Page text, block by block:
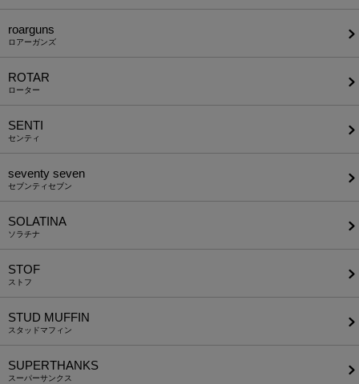
roarguns
ロアーガンズ
ROTAR
ローター
SENTI
センティ
seventy seven
セブンティセブン
SOLATINA
ソラチナ
STOF
ストフ
STUD MUFFIN
スタッドマフィン
SUPERTHANKS
スーパーサンクス